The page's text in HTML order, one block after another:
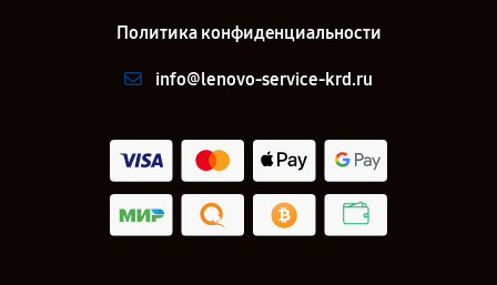
Политика конфиденциальности
info@lenovo-service-krd.ru